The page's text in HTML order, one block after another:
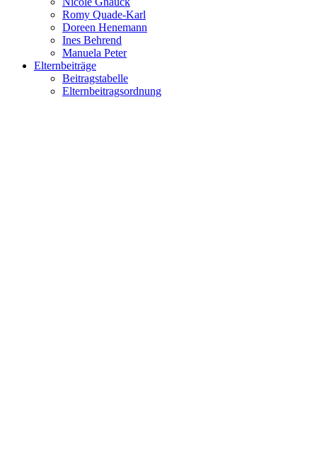
Romy Quade-Karl
Doreen Henemann
Ines Behrend
Manuela Peter
Elternbeiträge
Beitragstabelle
Elternbeitragsordnung